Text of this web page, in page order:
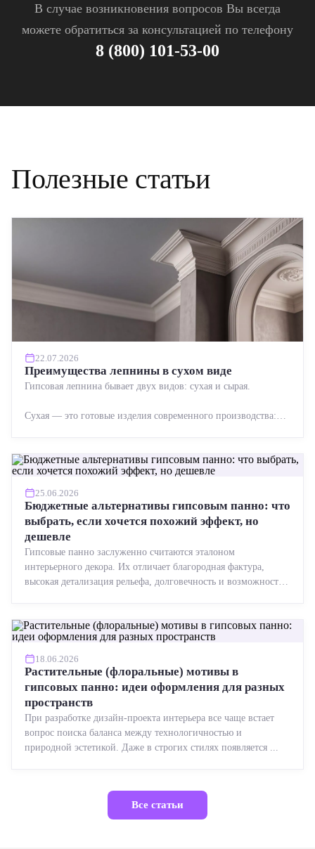
В случае возникновения вопросов Вы всегда
можете обратиться за консультацией по телефону
8 (800) 101-53-00
Полезные статьи
22.07.2026
Преимущества лепнины в сухом виде
Гипсовая лепнина бывает двух видов: сухая и сырая.
Сухая — это готовые изделия современного производства:
25.06.2026
Бюджетные альтернативы гипсовым панно: что
выбрать, если хочется похожий эффект, но
дешевле
Гипсовые панно заслуженно считаются эталоном
интерьерного декора. Их отличает благородная фактура,
высокая детализация рельефа, долговечность и возможность
18.06.2026
Растительные (флоральные) мотивы в
гипсовых панно: идеи оформления для разных
пространств
При разработке дизайн-проекта интерьера все чаще встает
вопрос поиска баланса между технологичностью и
природной эстетикой. Даже в строгих стилях появляется ...
Все статьи